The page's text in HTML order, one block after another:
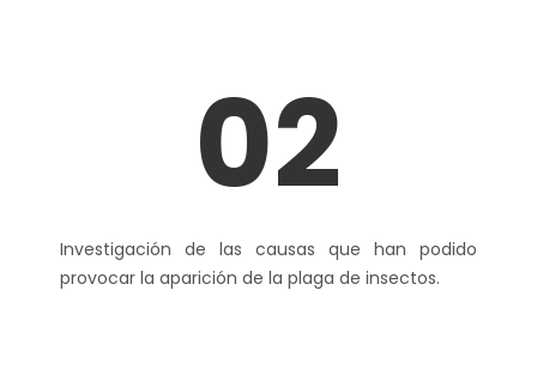
02
Investigación de las causas que han podido
provocar la aparición de la plaga de insectos.